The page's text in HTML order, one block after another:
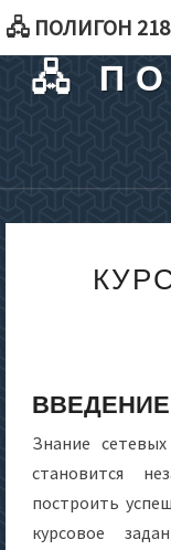
🖧 ПОЛИГОН 218
🖧
ВВЕДЕНИЕ
Знание
становится
построить
курсовое